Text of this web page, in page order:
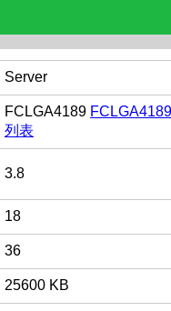
没有核显
Server
FCLGA4189
列表
3.8
18
36
25600 KB